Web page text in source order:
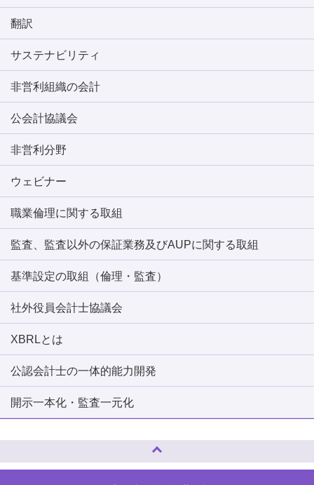
翻訳
サステナビリティ
非営利組織の会計
公会計協議会
非営利分野
ウェビナー
職業倫理に関する取組
監査、監査以外の保証業務及びAUPに関する取組
基準設定の取組（倫理・監査）
社外役員会計士協議会
XBRLとは
公認会計士の一体的能力開発
開示一本化・監査一元化